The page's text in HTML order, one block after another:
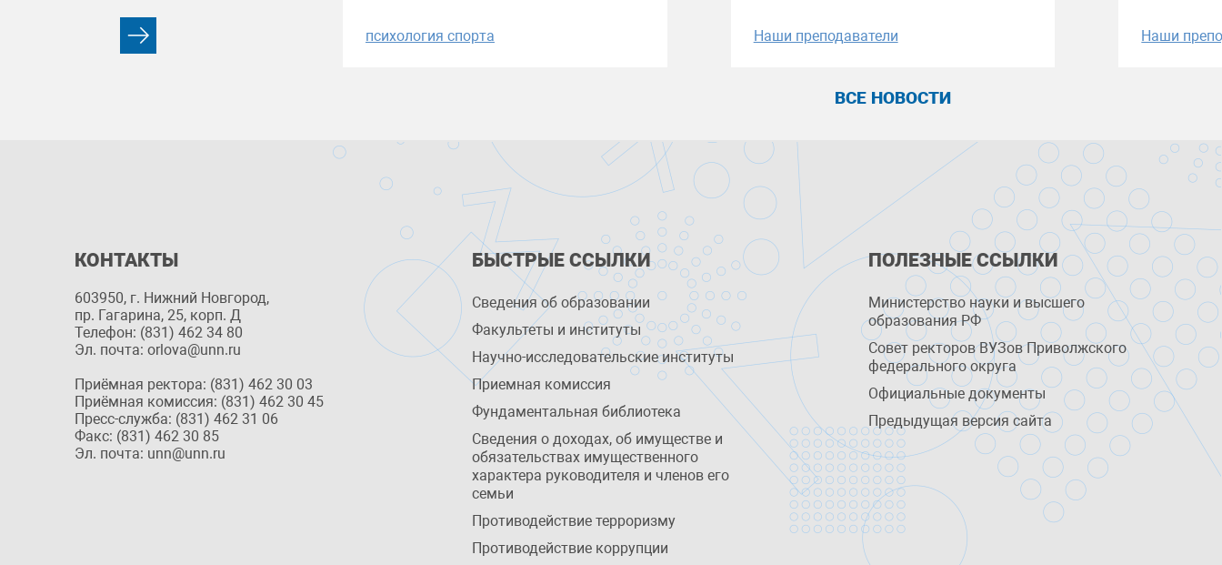
психология спорта Наши преподаватели Наши
ВСЕ НОВОСТИ
КОНТАКТЫ
603950, г. Нижний Новгород,
пр. Гагарина, 25, корп. Д
Телефон: (831) 462 34 80
Эл. почта: orlova@unn.ru
Приёмная ректора: (831) 462 30 03
Приёмная комиссия: (831) 462 30 45
Пресс-служба: (831) 462 31 06
Факс: (831) 462 30 85
Эл. почта: unn@unn.ru
БЫСТРЫЕ ССЫЛКИ
Сведения об образовании
Факультеты и институты
Научно-исследовательские институты
Приемная комиссия
Фундаментальная библиотека
Сведения о доходах, об имуществе и
обязательствах имущественного
характера руководителя и членов его
семьи
Противодействие терроризму
Противодействие коррупции
ПОЛЕЗНЫЕ ССЫЛКИ
Министерство науки и высшего
образования РФ
Совет ректоров ВУЗов Приволжского
федерального округа
Официальные документы
Предыдущая версия сайта